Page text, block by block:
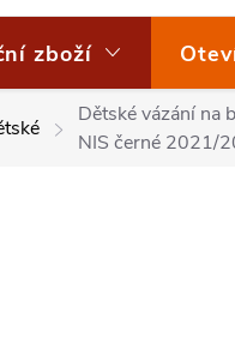
zboží
Dětské vázání na
NIS černé 2021/